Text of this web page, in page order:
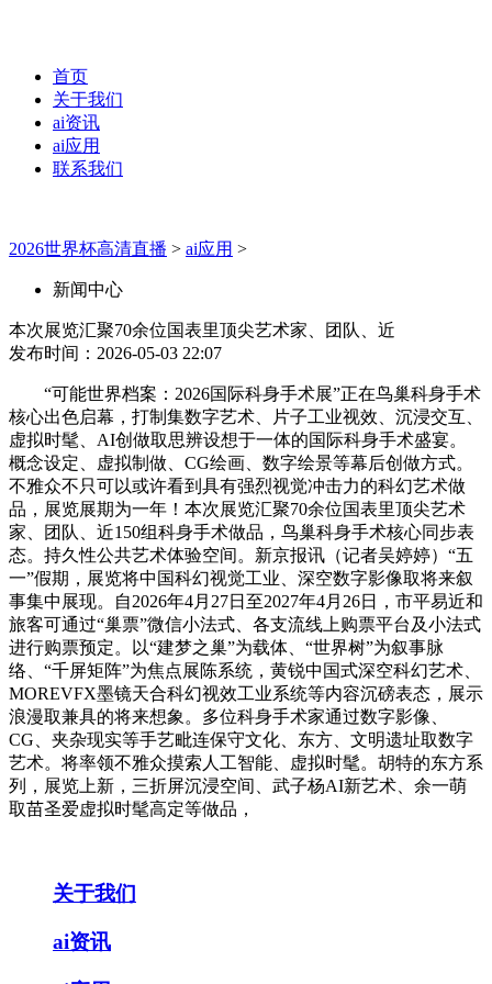
首页
关于我们
ai资讯
ai应用
联系我们
2026世界杯高清直播 > ai应用 >
新闻中心
本次展览汇聚70余位国表里顶尖艺术家、团队、近
发布时间：2026-05-03 22:07
“可能世界档案：2026国际科身手术展”正在鸟巢科身手术
核心出色启幕，打制集数字艺术、片子工业视效、沉浸交互、
虚拟时髦、AI创做取思辨设想于一体的国际科身手术盛宴。
概念设定、虚拟制做、CG绘画、数字绘景等幕后创做方式。
不雅众不只可以或许看到具有强烈视觉冲击力的科幻艺术做
品，展览展期为一年！本次展览汇聚70余位国表里顶尖艺术
家、团队、近150组科身手术做品，鸟巢科身手术核心同步表
态。持久性公共艺术体验空间。新京报讯（记者吴婷婷）“五
一”假期，展览将中国科幻视觉工业、深空数字影像取将来叙
事集中展现。自2026年4月27日至2027年4月26日，市平易近和
旅客可通过“巢票”微信小法式、各支流线上购票平台及小法式
进行购票预定。以“建梦之巢”为载体、“世界树”为叙事脉
络、“千屏矩阵”为焦点展陈系统，黄锐中国式深空科幻艺术、
MOREVFX墨镜天合科幻视效工业系统等内容沉磅表态，展示
浪漫取兼具的将来想象。多位科身手术家通过数字影像、
CG、夹杂现实等手艺毗连保守文化、东方、文明遗址取数字
艺术。将率领不雅众摸索人工智能、虚拟时髦。胡特的东方系
列，展览上新，三折屏沉浸空间、武子杨AI新艺术、余一萌
取苗圣爱虚拟时髦高定等做品，
关于我们
ai资讯